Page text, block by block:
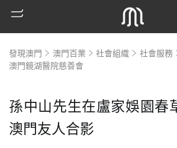
發現澳門 澳門百業 社會組織
社會服務
澳門鏡湖醫院慈善會
孫中山先生在盧家娛園春
澳門友人合影